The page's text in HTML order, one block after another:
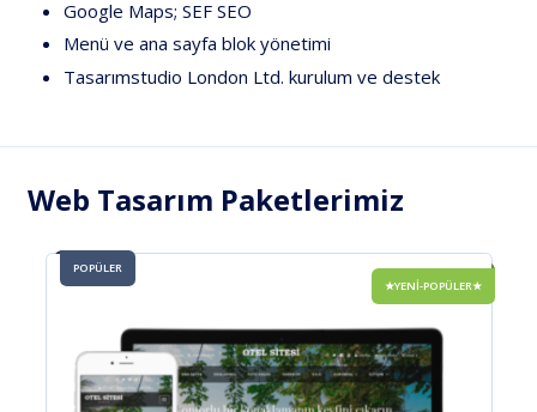
Google Maps; SEF SEO
Menü ve ana sayfa blok yönetimi
Tasarımstudio London Ltd. kurulum ve destek
Web Tasarım Paketlerimiz
★YENİ-POPÜLER★